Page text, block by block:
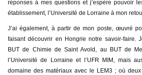
réponses à mes questions et j’espère pouvoir
établissement, l’Université de Lorraine à mon
J’ai également, à partir de mon poste, œuvré
faisant découvrir en Hongrie notre savoir-faire.
BUT de Chimie de Saint Avold, au BUT de
l’Université de Lorraine et l’UFR MIM, mais
domaine des matériaux avec le LEM3 ; où